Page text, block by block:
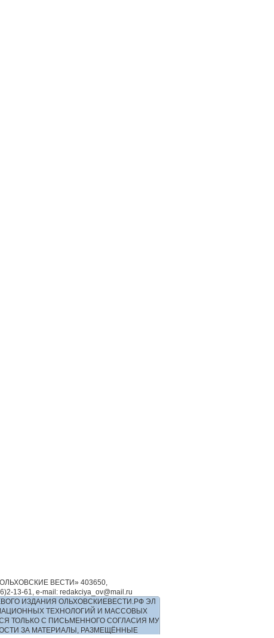
ВЕСТИ» 403650,
61, e-mail: redakciya_ov@mail.ru
ИЗДАНИЯ ОЛЬХОВСКИЕВЕСТИ.РФ ЭЛ
ТЕХНОЛОГИЙ И МАССОВЫХ
ТОЛЬКО С ПИСЬМЕННОГО СОГЛАСИЯ МУ
ЗА МАТЕРИАЛЫ, РАЗМЕЩЁННЫЕ